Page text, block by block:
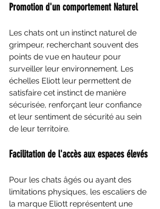
Promotion d'un comportement Naturel
Les chats ont un instinct naturel de
grimpeur, recherchant souvent des
points de vue en hauteur pour
surveiller leur environnement. Les
échelles Eliott leur permettent de
satisfaire cet instinct de manière
sécurisée, renforçant leur confiance
et leur sentiment de sécurité au sein
de leur territoire.
Facilitation de l'accès aux espaces élevés
Pour les chats âgés ou ayant des
limitations physiques, les escaliers de
la marque Eliott représentent une